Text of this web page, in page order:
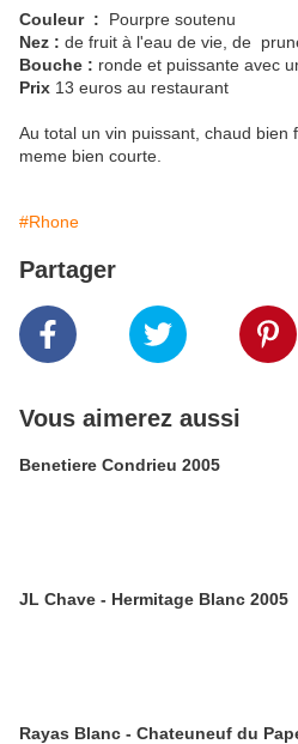
Couleur :
Pourpre soutenu
Nez : de fruit à l'eau de vie, de
Bouche : ronde et puissante avec
Prix 13 euros au restaurant
Au total un vin puissant, chaud bien
meme bien courte.
#Rhone
Partager
Vous aimerez aussi
Benetiere Condrieu 2005
JL Chave - Hermitage Blanc 2005
Rayas Blanc - Chateuneuf du